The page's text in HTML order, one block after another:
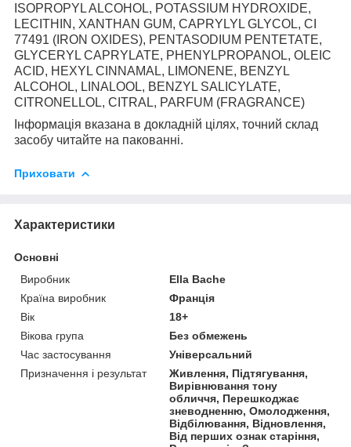
ISOPROPYL ALCOHOL, POTASSIUM HYDROXIDE,
LECITHIN, XANTHAN GUM, CAPRYLYL GLYCOL, CI
77491 (IRON OXIDES), PENTASODIUM PENTETATE,
GLYCERYL CAPRYLATE, PHENYLPROPANOL, OLEIC
ACID, HEXYL CINNAMAL, LIMONENE, BENZYL
ALCOHOL, LINALOOL, BENZYL SALICYLATE,
CITRONELLOL, CITRAL, PARFUM (FRAGRANCE)
Інформація вказана в докладній цілях, точний склад
засобу читайте на пакованні.
Приховати
Характеристики
Основні
Виробник
Ella Bache
Країна виробник
Франція
Вік
18+
Вікова група
Без обмежень
Час застосування
Універсальний
Призначення і результат
Живлення, Підтягування,
Вирівнювання тону
обличчя, Перешкоджає
зневодненню, Омолодження,
Відбілювання, Відновлення,
Від перших ознак старіння,